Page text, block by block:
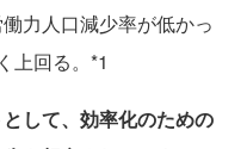
力人口減少率が低かっ
上回る。*1
して、効率化のための